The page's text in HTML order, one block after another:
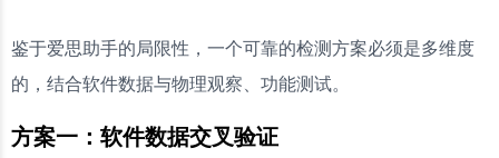
鉴于爱思助手的局限性，一个可靠的检测方案必须是多维度
的，结合软件数据与物理观察、功能测试。
方案一：软件数据交叉验证